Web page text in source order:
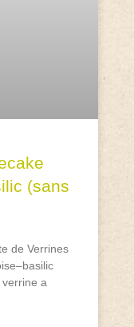
(sans
de Verrines
a